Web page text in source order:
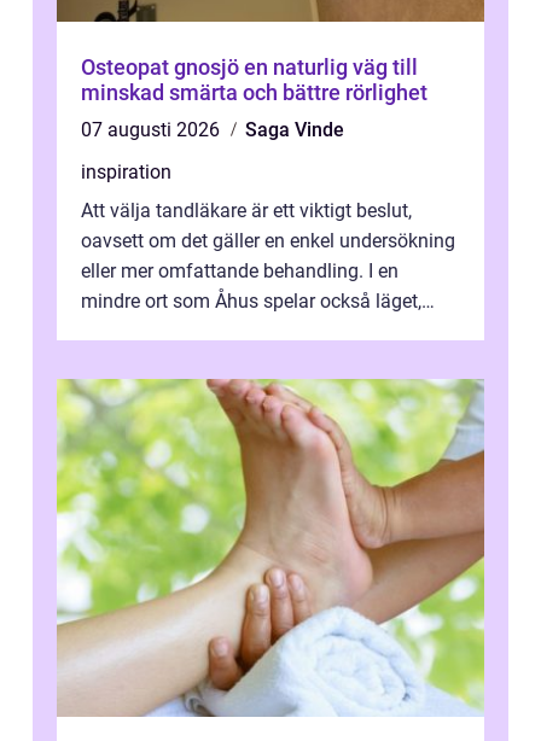
Osteopat gnosjö en naturlig väg till
minskad smärta och bättre rörlighet
07 augusti 2026
Saga Vinde
inspiration
Att välja tandläkare är ett viktigt beslut,
oavsett om det gäller en enkel undersökning
eller mer omfattande behandling. I en
mindre ort som Åhus spelar också läget,